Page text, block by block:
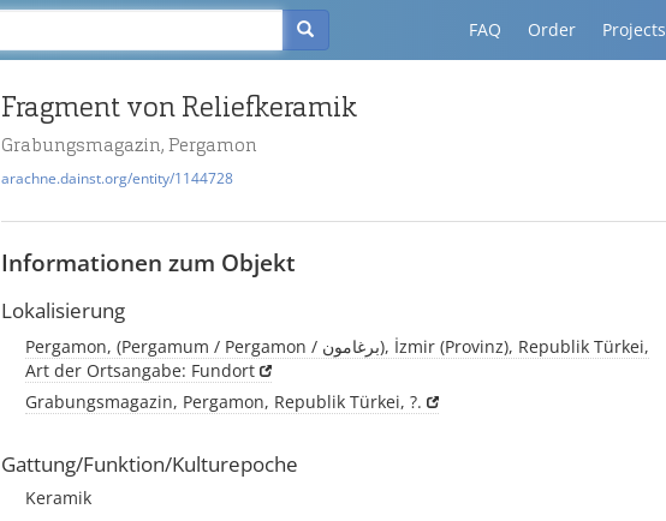
FAQ Order Projects
Fragment von Reliefkeramik
Grabungsmagazin, Pergamon
arachne.dainst.org/entity/1144728
Informationen zum Objekt
Lokalisierung
Pergamon, (Pergamum / Pergamon / برغامون), İzmir (Provinz), Republik Türkei,
Art der Ortsangabe: Fundort
Grabungsmagazin, Pergamon, Republik Türkei, ?.
Gattung/Funktion/Kulturepoche
Keramik